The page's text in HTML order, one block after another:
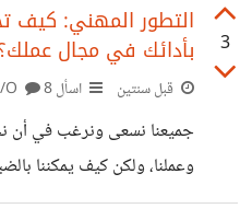
خاصة لجذب القراء قليلي
صباح بعد أحلام مزعجة
لفرانز كافكا من أشهر
3
التطور المهني: كيف
بأدائك في مجال
قبل سنتين اسأل I/O8 تعليقات
جميعنا نسعى ونرغب في أن
وعملنا، ولكن كيف يمكننا
بالنسبة لأدائنا؟